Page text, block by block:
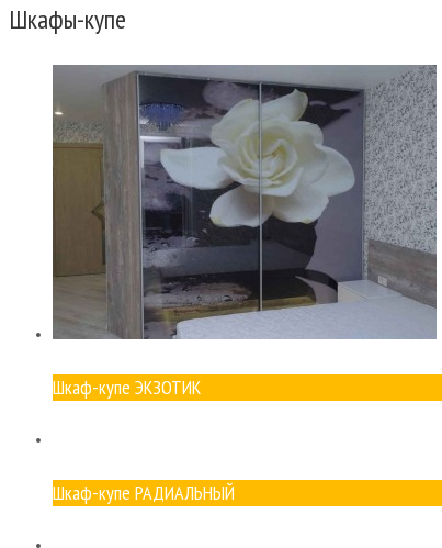
Шкафы-купе
Шкаф-купе ЭКЗОТИК
Шкаф-купе РАДИАЛЬНЫЙ